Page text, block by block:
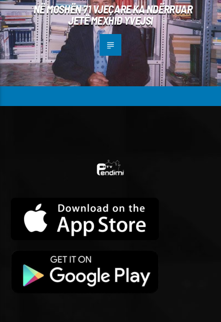
NË MOSHËN 71 VJEÇARE KA NDËRRUAR
JETË MEXHID YVEJSI